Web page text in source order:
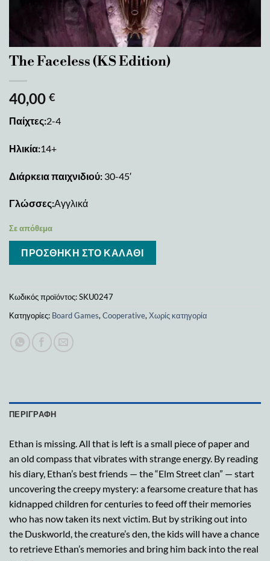
The Faceless (KS Edition)
40,00 €
Παίχτες:2-4
Ηλικία:14+
Διάρκεια παιχνιδιού: 30-45′
Γλώσσες:Αγγλικά
Σε απόθεμα
ΠΡΟΣΘΉΚΗ ΣΤΟ ΚΑΛΆΘΙ
Κωδικός προϊόντος:SKU0247
Κατηγορίες: Board Games, Cooperative, Χωρίς κατηγορία
ΠΕΡΙΓΡΑΦΉ
Ethan is missing. All that is left is a small piece of paper and
an old compass that vibrates with strange energy. By reading
his diary, Ethan’s best friends — the “Elm Street clan” — start
uncovering the creepy mystery: a fearsome creature that has
kidnapped children for centuries to feed off their memories
who has now taken its next victim. But by striking out into
the Duskworld, the creature’s den, the kids will have a chance
to retrieve Ethan’s memories and bring him back into the real